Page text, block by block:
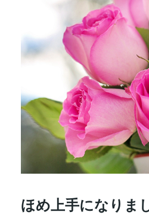
ほめ上手になりま